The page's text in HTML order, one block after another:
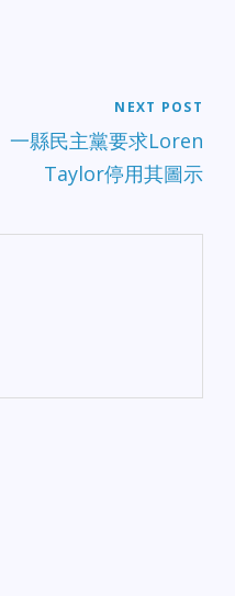
NEXT POST
一縣民主黨要求Loren
Taylor停用其圖示